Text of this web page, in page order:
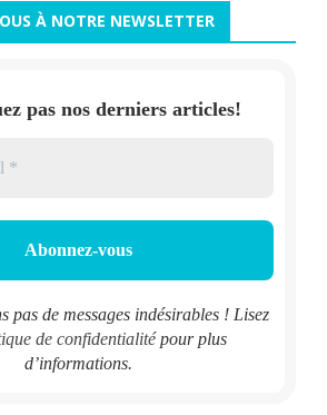
À NOTRE NEWSLETTER
pas nos derniers articles!
pas de messages indésirables ! Lisez
de confidentialitépour plus
d’informations.